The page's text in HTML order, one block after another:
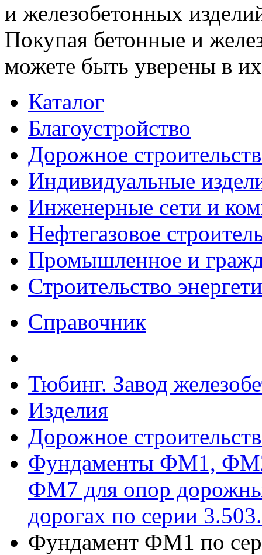
и железобетонных
Покупая бетонные и
можете быть уверены в их
Каталог
Благоустройство
Дорожное
Индивидуальные
Инженерные сети и
Нефтегазовое
Промышленное и
Строительство
Справочник
Тюбинг. Завод
Изделия
Дорожное
Фундаменты ФМ1,
ФМ7 для опор
дорогах по серии
Фундамент ФМ1 по